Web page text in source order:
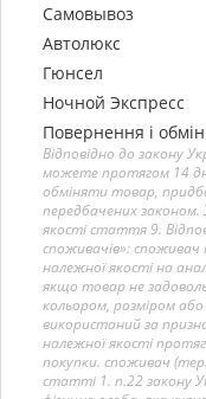
Самовывоз
Автолюкс
Гюнсел
Ночной Экспресс
Повернення і обмін
Відповідно до закону
можете протягом 14
обміняти товар,
передбачених
якості стаття 9.
споживачів»:
належної якості на
якщо товар не
кольором, розміром
використаний за
належної якості
покупки. споживач
статті 1. п.22 закону